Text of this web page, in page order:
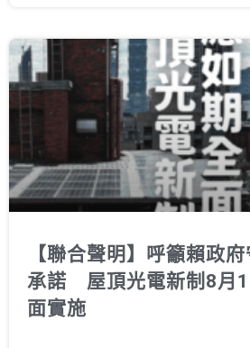
【聯合聲明】呼籲賴政
承諾 屋頂光電新制8月1
面實施